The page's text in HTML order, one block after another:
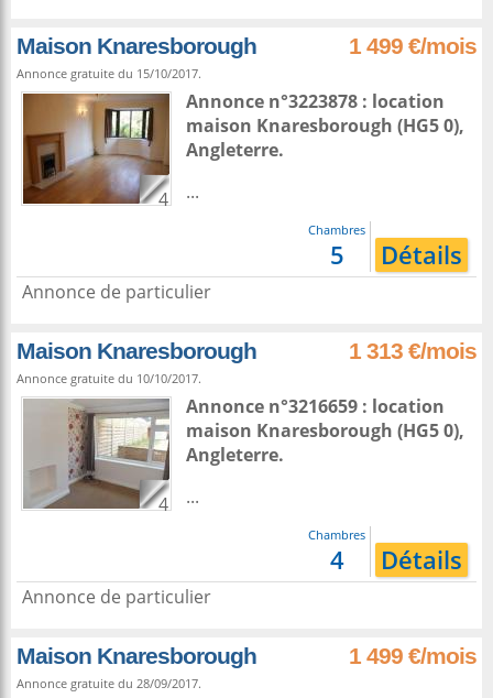
Maison Knaresborough 1 499 €/mois
Annonce gratuite du 15/10/2017.
4
Annonce n°3223878 : location
maison Knaresborough (HG5 0),
Angleterre.
...
Chambres
5 Détails
Annonce de particulier
Maison Knaresborough 1 313 €/mois
Annonce gratuite du 10/10/2017.
4
Annonce n°3216659 : location
maison Knaresborough (HG5 0),
Angleterre.
...
Chambres
4 Détails
Annonce de particulier
Maison Knaresborough 1 499 €/mois
Annonce gratuite du 28/09/2017.